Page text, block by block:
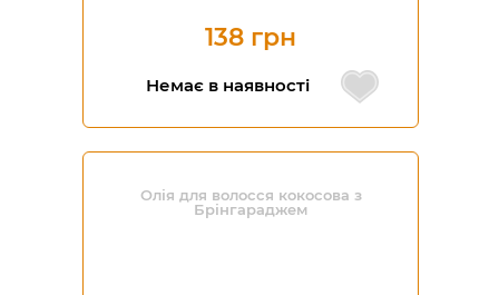
138 грн
Немає в наявності
Олія для волосся кокосова з
Брінгараджем